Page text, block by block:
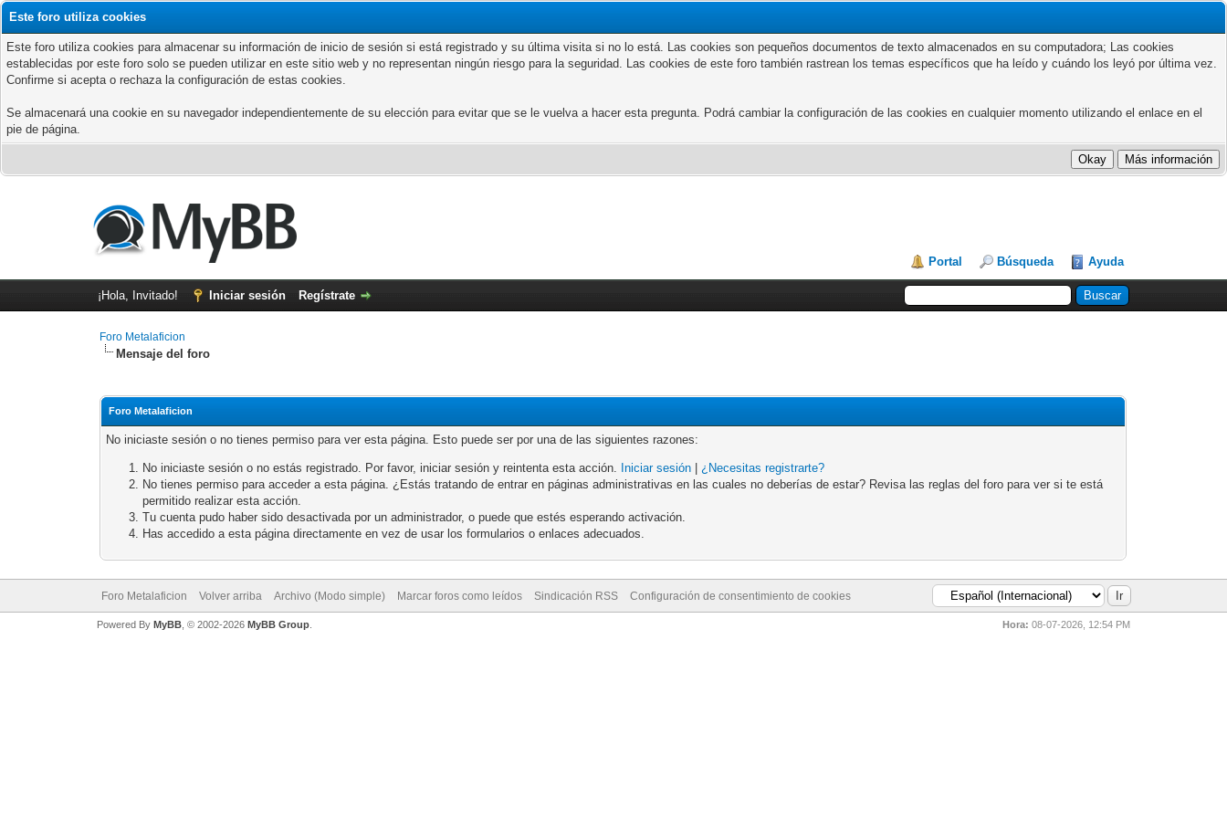
Este foro utiliza cookies
Este foro utiliza cookies para almacenar su información de inicio de sesión si está registrado y su última visita si no lo está. Las cookies son pequeños documentos de texto almacenados en su computadora; Las cookies
establecidas por este foro solo se pueden utilizar en este sitio web y no representan ningún riesgo para la seguridad. Las cookies de este foro también rastrean los temas específicos que ha leído y cuándo los leyó por última vez.
Confirme si acepta o rechaza la configuración de estas cookies.
Se almacenará una cookie en su navegador independientemente de su elección para evitar que se le vuelva a hacer esta pregunta. Podrá cambiar la configuración de las cookies en cualquier momento utilizando el enlace en el
pie de página.
Portal Búsqueda Ayuda
¡Hola, Invitado! Iniciar sesión Regístrate
Foro Metalaficion
Mensaje del foro
Foro Metalaficion
No iniciaste sesión o no tienes permiso para ver esta página. Esto puede ser por una de las siguientes razones:
No iniciaste sesión o no estás registrado. Por favor, iniciar sesión y reintenta esta acción. Iniciar sesión |¿Necesitas registrarte?
No tienes permiso para acceder a esta página. ¿Estás tratando de entrar en páginas administrativas en las cuales no deberías de estar? Revisa las reglas del foro para ver si te está
permitido realizar esta acción.
Tu cuenta pudo haber sido desactivada por un administrador, o puede que estés esperando activación.
Has accedido a esta página directamente en vez de usar los formularios o enlaces adecuados.
Foro Metalaficion Volver arriba Archivo (Modo simple) Marcar foros como leídos Sindicación RSS Configuración de consentimiento de cookies
Hora: 08-07-2026, 12:54 PM
Powered By MyBB, © 2002-2026 MyBB Group.